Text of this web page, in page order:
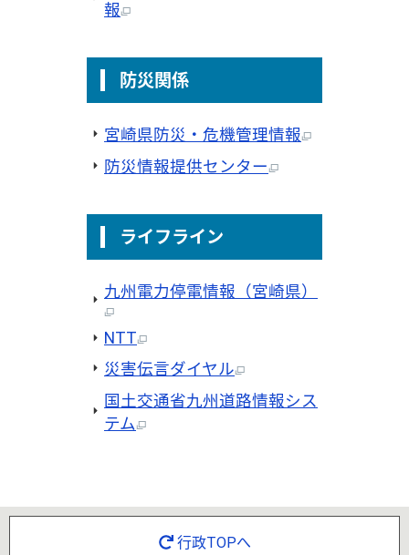
報
防災関係
宮崎県防災・危機管理情報
防災情報提供センター
ライフライン
九州電力停電情報（宮崎県）
NTT
災害伝言ダイヤル
国土交通省九州道路情報シス
テム
行政TOPへ